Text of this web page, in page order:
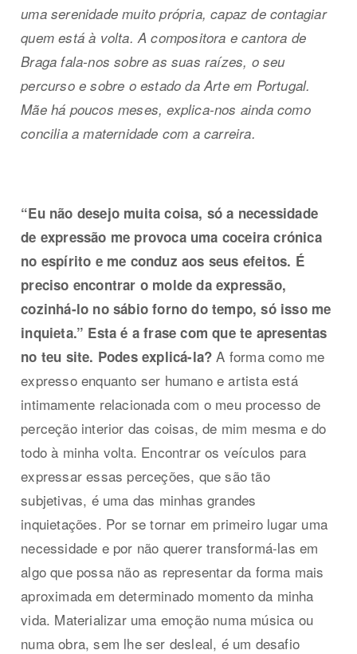
uma serenidade muito própria, capaz de contagiar
quem está à volta. A compositora e cantora de
Braga fala-nos sobre as suas raízes, o seu
percurso e sobre o estado da Arte em Portugal.
Mãe há poucos meses, explica-nos ainda como
concilia a maternidade com a carreira.
“Eu não desejo muita coisa, só a necessidade
de expressão me provoca uma coceira crónica
no espírito e me conduz aos seus efeitos. É
preciso encontrar o molde da expressão,
cozinhá-lo no sábio forno do tempo, só isso me
inquieta.” Esta é a frase com que te apresentas
no teu site. Podes explicá-la?A forma como me
expresso enquanto ser humano e artista está
intimamente relacionada com o meu processo de
perceção interior das coisas, de mim mesma e do
todo à minha volta. Encontrar os veículos para
expressar essas perceções, que são tão
subjetivas, é uma das minhas grandes
inquietações. Por se tornar em primeiro lugar uma
necessidade e por não querer transformá-las em
algo que possa não as representar da forma mais
aproximada em determinado momento da minha
vida. Materializar uma emoção numa música ou
numa obra, sem lhe ser desleal, é um desafio